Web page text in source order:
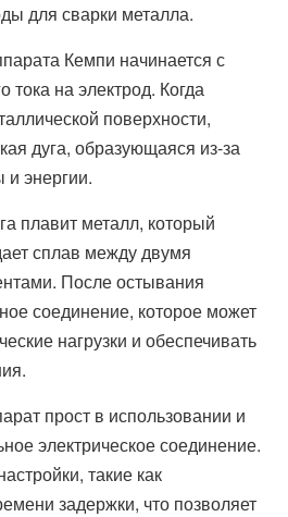
для сварки металла.
Кемпи начинается с
тока на электрод. Когда
поверхности,
дуга, образующаяся из-за
и энергии.
плавит металл, который
сплав между двумя
После остывания
соединение, которое может
нагрузки и обеспечивать
прост в использовании и
электрическое соединение.
такие как
задержки, что позволяет